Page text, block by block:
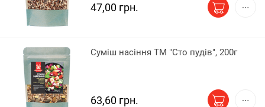
47,00 грн.
Суміш насіння ТМ "Сто пудів", 200г
63,60 грн.